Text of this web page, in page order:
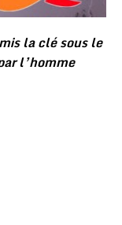
la clé sous le
l’homme